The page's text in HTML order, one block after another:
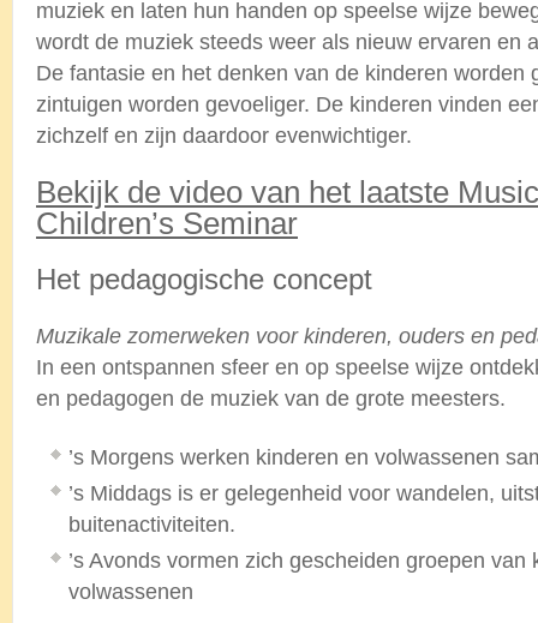
muziek en laten hun handen op speelse wijze
wordt de muziek steeds weer als nieuw ervaren en
De fantasie en het denken van de kinderen worden
zintuigen worden gevoeliger. De kinderen vinden
zichzelf en zijn daardoor evenwichtiger.
Bekijk de video van het laatste
Children’s Seminar
Het pedagogische concept
Muzikale zomerweken voor kinderen, ouders en
In een ontspannen sfeer en op speelse wijze
en pedagogen de muziek van de grote meesters.
’s Morgens werken kinderen en volwassenen
’s Middags is er gelegenheid voor wandelen,
buitenactiviteiten.
’s Avonds vormen zich gescheiden groepen van
volwassenen